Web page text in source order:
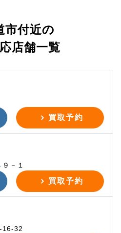
市付近の
店舗一覧
買取予約
－１
買取予約
16-32